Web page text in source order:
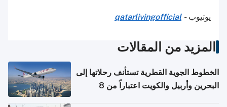
يوتيوب-
qatarlivingofficial
المزيد من المقالات
الخطوط الجوية القطرية تستأنف رحلاتها إلى
البحرين وأربيل والكويت اعتباراً من 8